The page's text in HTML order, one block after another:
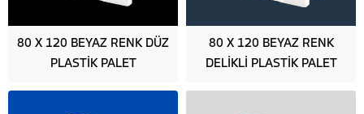
80 X 120 BEYAZ RENK DÜZ
PLASTİK PALET
80 X 120 BEYAZ RENK
DELİKLİ PLASTİK PALET